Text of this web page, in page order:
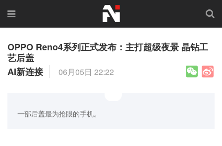
OPPO Reno4系列正式发布：主打超级夜景 晶钻工
艺后盖
AI新连接
06月05日 22:22
一部后盖最为抢眼的手机。